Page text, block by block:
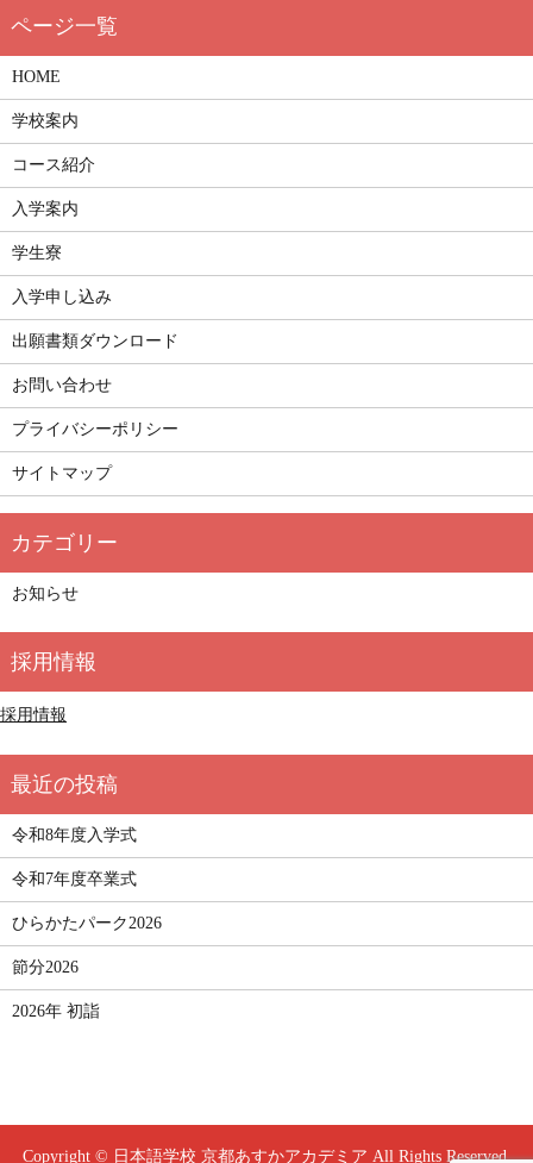
HOME
学校案内
コース紹介
入学案内
学生寮
入学申し込み
出願書類ダウンロード
お問い合わせ
プライバシーポリシー
サイトマップ
お知らせ
採用情報
令和8年度入学式
令和7年度卒業式
ひらかたパーク2026
節分2026
2026年 初詣
Copyright © 日本語学校 京都あすかアカデミア All Rights Reserved.